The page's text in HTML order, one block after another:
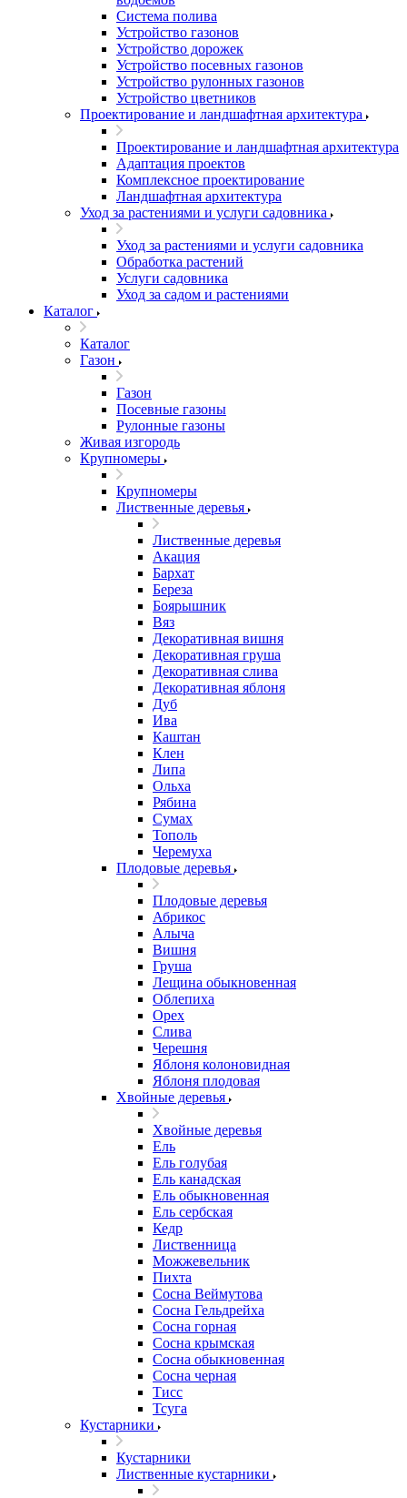
Система полива
Устройство газонов
Устройство дорожек
Устройство посевных газонов
Устройство рулонных газонов
Устройство цветников
Проектирование и ландшафтная архитектура
Проектирование и ландшафтная архитектура
Адаптация проектов
Комплексное проектирование
Ландшафтная архитектура
Уход за растениями и услуги садовника
Уход за растениями и услуги садовника
Обработка растений
Услуги садовника
Уход за садом и растениями
Каталог
Каталог
Газон
Газон
Посевные газоны
Рулонные газоны
Живая изгородь
Крупномеры
Крупномеры
Лиственные деревья
Лиственные деревья
Акация
Бархат
Береза
Боярышник
Вяз
Декоративная вишня
Декоративная груша
Декоративная слива
Декоративная яблоня
Дуб
Ива
Каштан
Клен
Липа
Ольха
Рябина
Сумах
Тополь
Черемуха
Плодовые деревья
Плодовые деревья
Абрикос
Алыча
Вишня
Груша
Лещина обыкновенная
Облепиха
Орех
Слива
Черешня
Яблоня колоновидная
Яблоня плодовая
Хвойные деревья
Хвойные деревья
Ель
Ель голубая
Ель канадская
Ель обыкновенная
Ель сербская
Кедр
Лиственница
Можжевельник
Пихта
Сосна Веймутова
Сосна Гельдрейха
Сосна горная
Сосна крымская
Сосна обыкновенная
Сосна черная
Тисс
Тсуга
Кустарники
Кустарники
Лиственные кустарники